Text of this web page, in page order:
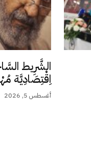
الشَّرِيط
اِقْتِصَادِيَّة
أغسطس 5, 2026